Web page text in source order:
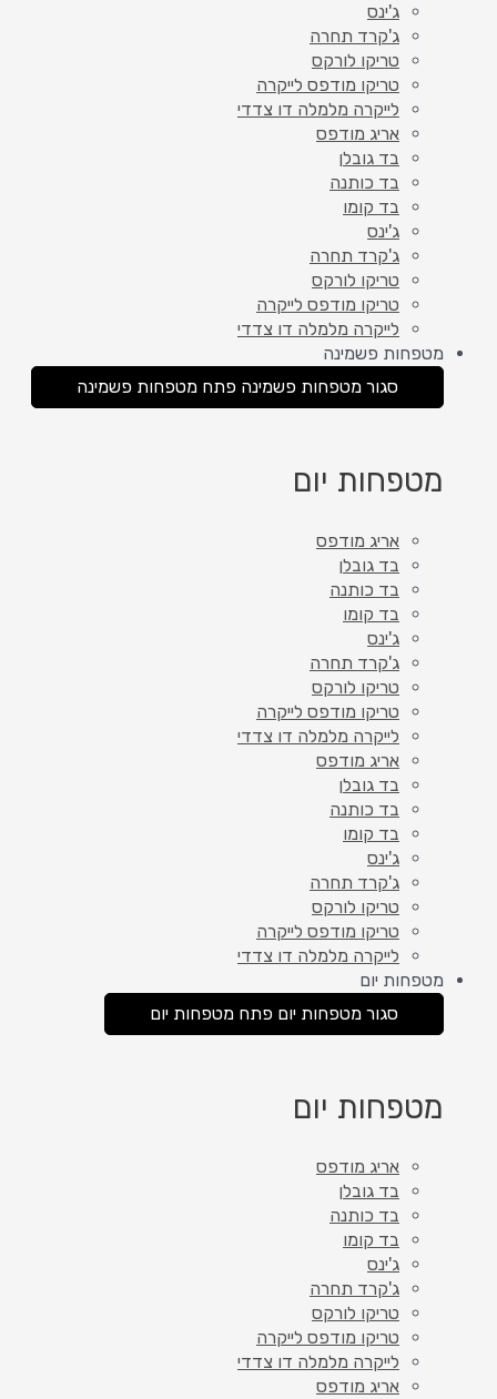
ג'ינס
ג'קרד תחרה
טריקו לורקס
טריקו מודפס לייקרה
לייקרה מלמלה דו צדדי
אריג מודפס
בד גובלן
בד כותנה
בד קומו
ג'ינס
ג'קרד תחרה
טריקו לורקס
טריקו מודפס לייקרה
לייקרה מלמלה דו צדדי
מטפחות פשמינה
סגור מטפחות פשמינה פתח מטפחות פשמינה
מטפחות יום
אריג מודפס
בד גובלן
בד כותנה
בד קומו
ג'ינס
ג'קרד תחרה
טריקו לורקס
טריקו מודפס לייקרה
לייקרה מלמלה דו צדדי
אריג מודפס
בד גובלן
בד כותנה
בד קומו
ג'ינס
ג'קרד תחרה
טריקו לורקס
טריקו מודפס לייקרה
לייקרה מלמלה דו צדדי
מטפחות יום
סגור מטפחות יום פתח מטפחות יום
מטפחות יום
אריג מודפס
בד גובלן
בד כותנה
בד קומו
ג'ינס
ג'קרד תחרה
טריקו לורקס
טריקו מודפס לייקרה
לייקרה מלמלה דו צדדי
אריג מודפס